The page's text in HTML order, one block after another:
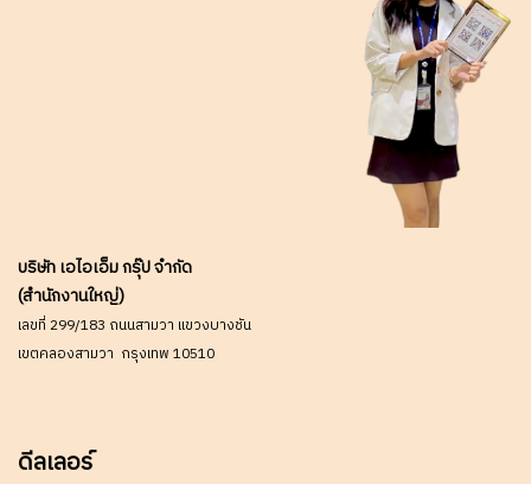
บริษัท เอไอเอ็ม กรุ๊ป จำกัด
(สำนักงานใหญ่)
เลขที่ 299/183 ถนนสามวา แขวงบางชัน
เขตคลองสามวา กรุงเทพ 10510
ดีลเลอร์